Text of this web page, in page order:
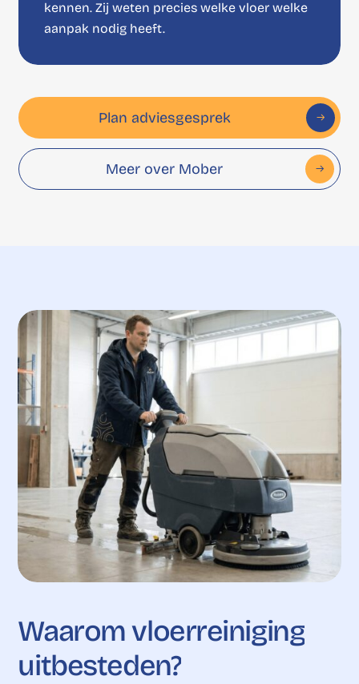
kennen. Zij weten precies welke vloer welke
aanpak nodig heeft.
Plan adviesgesprek
Meer over Mober
Waaromvloerreiniging
uitbesteden?